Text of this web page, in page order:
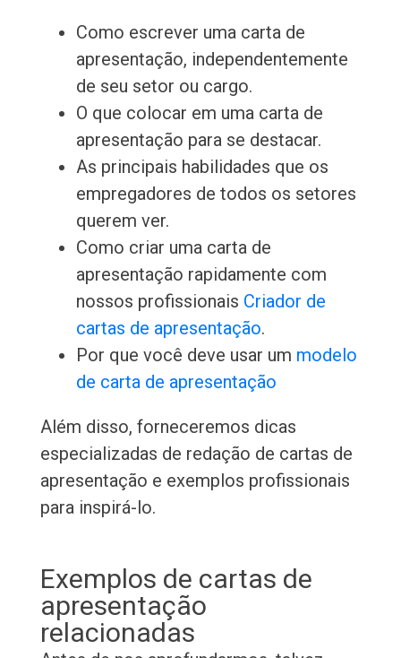
Como escrever uma carta de
apresentação, independentemente
de seu setor ou cargo.
O que colocar em uma carta de
apresentação para se destacar.
As principais habilidades que os
empregadores de todos os setores
querem ver.
Como criar uma carta de
apresentação rapidamente com
nossos profissionais Criador de
cartas de apresentação.
Por que você deve usar um modelo
de carta de apresentação
Além disso, forneceremos dicas
especializadas de redação de cartas de
apresentação e exemplos profissionais
para inspirá-lo.
Exemplos de cartas de
apresentação
relacionadas